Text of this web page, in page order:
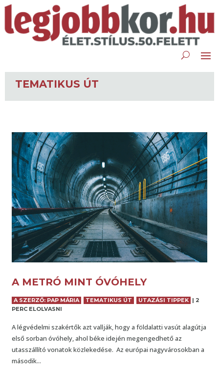
TEMATIKUS ÚT
A METRÓ MINT ÓVÓHELY
A SZERZŐ: PAP MÁRIA TEMATIKUS ÚT UTAZÁSI TIPPEK | 2
PERC ELOLVASNI
A légvédelmi szakértők azt vallják, hogy a földalatti vasút alagútja
első sorban óvóhely, ahol béke idején megengedhető az
utasszállító vonatok közlekedése. Az európai nagyvárosokban a
második...